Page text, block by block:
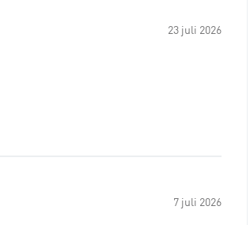
23 juli 2026
7 juli 2026